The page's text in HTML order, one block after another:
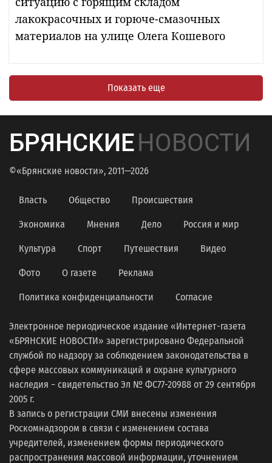
лакокрасочных и горюче-смазочных
материалов на улице Олега Кошевого
Показать еще
БРЯНСКИЕНОВОСТИ
©«Брянские новости», 2011—2026
Власть Общество Происшествия
Экономика Мнения Дело Россия и мир
Культура Спорт Путешествия Видео
Фото О газете Реклама
Политика конфиденциальности Согласие
Электронное периодическое издание «Интернет-газета
«БРЯНСКИЕ НОВОСТИ» зарегистрировано Федеральной
службой по надзору за соблюдением законодательства в
сфере массовых коммуникаций и охране культурного
наследия − свидетельство Эл № ФС77-20988 от 29 сентября
2005 г.
В запись о регистрации СМИ внесены изменения
Роскомнадзором в связи с изменением состава
учредителей, изменением формы периодического
распространения массовой информации, уточнением